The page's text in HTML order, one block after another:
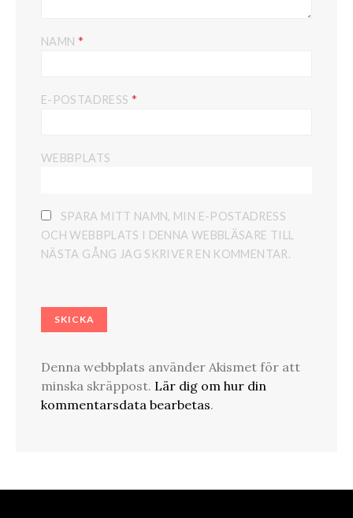
NAMN *
E-POSTADRESS *
WEBBPLATS
SPARA MITT NAMN, MIN E-POSTADRESS
OCH WEBBPLATS I DENNA WEBBLÄSARE TILL
NÄSTA GÅNG JAG SKRIVER EN KOMMENTAR.
Denna webbplats använder Akismet för att
minska skräppost. Lär dig om hur din
kommentarsdata bearbetas.